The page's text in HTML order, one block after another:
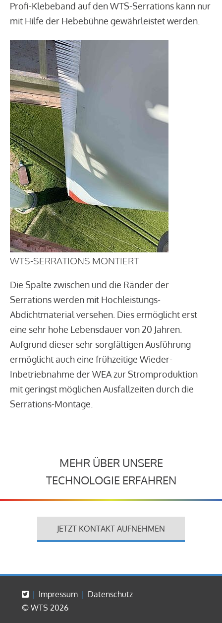
Profi-Klebeband auf den WTS-Serrations kann nur
mit Hilfe der Hebebühne gewährleistet werden.
WTS-SERRATIONS MONTIERT
Die Spalte zwischen und die Ränder der
Serrations werden mit Hochleistungs-
Abdichtmaterial versehen. Dies ermöglicht erst
eine sehr hohe Lebensdauer von 20 Jahren.
Aufgrund dieser sehr sorgfältigen Ausführung
ermöglicht auch eine frühzeitige Wieder-
Inbetriebnahme der WEA zur Stromproduktion
mit geringst möglichen Ausfallzeiten durch die
Serrations-Montage.
MEHR ÜBER UNSERE
TECHNOLOGIE ERFAHREN
JETZT KONTAKT AUFNEHMEN
Impressum
Datenschutz
© WTS 2026